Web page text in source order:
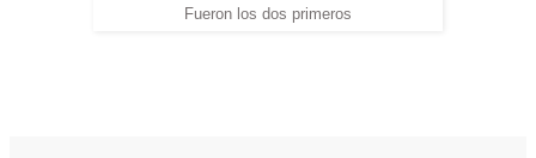
Fueron los dos primeros